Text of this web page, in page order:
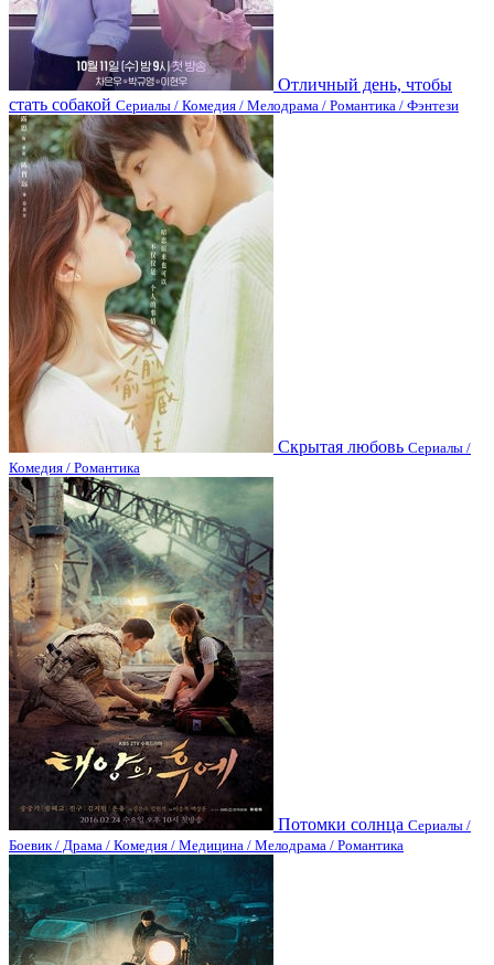
Отличный день, чтобы
стать собакой Сериалы / Комедия / Мелодрама / Романтика / Фэнтези
Скрытая любовь Сериалы /
Комедия / Романтика
Потомки солнца Сериалы /
Боевик / Драма / Комедия / Медицина / Мелодрама / Романтика